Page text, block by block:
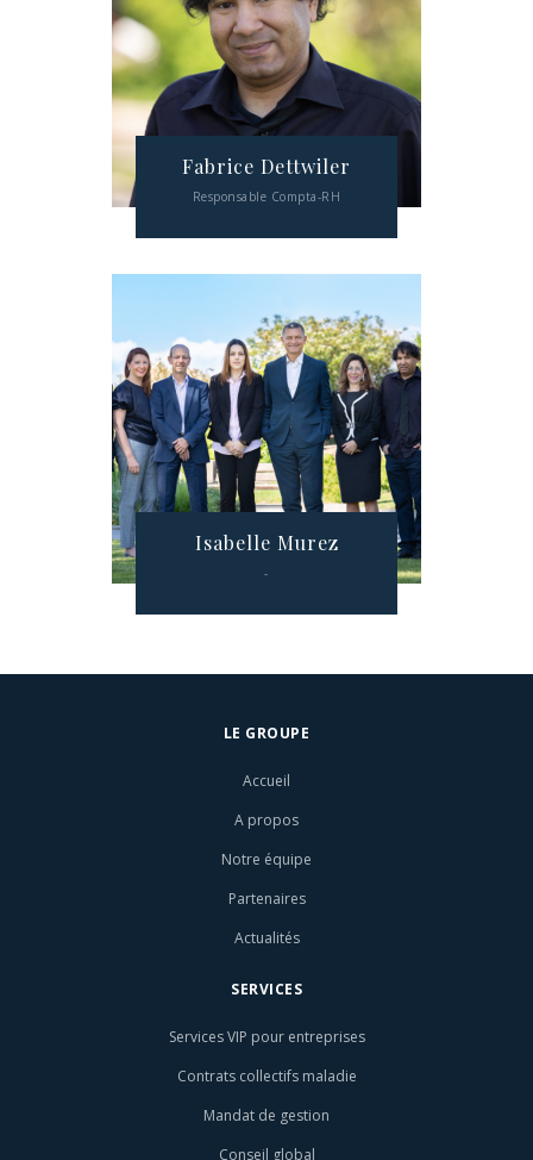
Fabrice Dettwiler
Responsable Compta-RH
Isabelle Murez
-
LE GROUPE
Accueil
A propos
Notre équipe
Partenaires
Actualités
SERVICES
Services VIP pour entreprises
Contrats collectifs maladie
Mandat de gestion
Conseil global